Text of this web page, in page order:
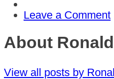
Leave a Comment
About
View all posts by